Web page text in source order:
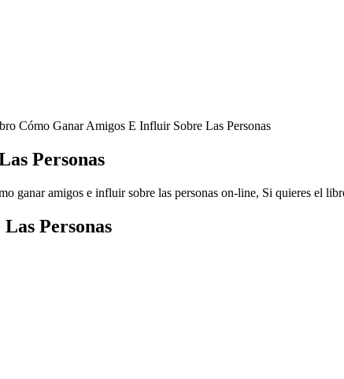
Cómo Ganar Amigos E Influir Sobre Las Personas
Personas
ganar amigos e influir sobre las personas on-line, Si quieres el
Personas